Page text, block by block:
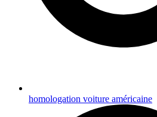
homologation voiture américaine